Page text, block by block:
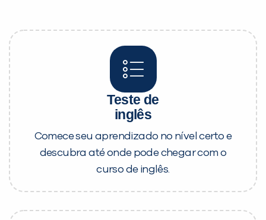
Teste de
inglês
Comece seu aprendizado no nível certo e
descubra até onde pode chegar com o
curso de inglês.